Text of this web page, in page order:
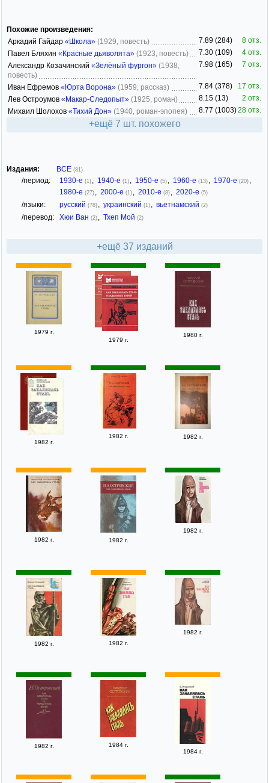
Похожие произведения:
Аркадий Гайдар «Школа» (1929, повесть) 7.89 (284)
8 отз.
Павел Бляхин «Красные дьяволята» (1923, повесть) 7.30 (109)
4 отз.
Александр Козачинский «Зелёный фургон» (1938,
повесть)
7.98 (165) 7 отз.
Иван Ефремов «Юрта Ворона» (1959, рассказ) 7.84 (378)
17 отз.
Лев Остроумов «Макар-Следопыт» (1925, роман) 8.15 (13)
2 отз.
Михаил Шолохов «Тихий Дон» (1940, роман-эпопея) 8.77 (1003)28 отз.
+ещё 7 шт. похожего
Издания: ВСЕ (81)
/период: 1930-е (1) , 1940-е (1) , 1950-е (5) , 1960-е (13) , 1970-е (20) ,
1980-е (27) , 2000-е (1) , 2010-е (8) , 2020-е (5)
/языки: русский (78) , украинский (1) , вьетнамский (2)
/перевод: Хюи Ван (2) , Тхеп Мой (2)
+ещё 37 изданий
1979 г.
1979 г.
1980 г.
1982 г.
1982 г. 1982 г.
1982 г. 1982 г.
1982 г.
1982 г. 1982 г.
1982 г.
1982 г.
1984 г.
1984 г.